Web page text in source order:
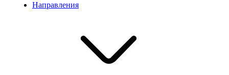
Направления